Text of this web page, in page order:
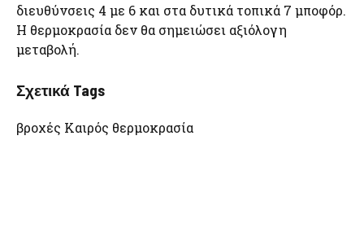
διευθύνσεις 4 με 6 και στα δυτικά τοπικά 7 μποφόρ.
Η θερμοκρασία δεν θα σημειώσει αξιόλογη
μεταβολή.
Σχετικά Tags
βροχές Καιρός θερμοκρασία